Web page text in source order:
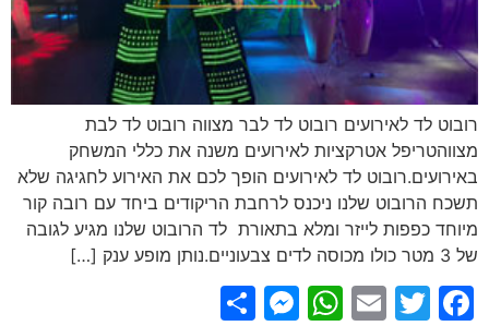
רובוט לד לאירועים רובוט לד לבר מצווה רובוט לד לבת
מצווהטריפל אטרקציות לאירועים משנה את כללי המשחק
באירועים.רובוט לד לאירועים הופך לכם את האירוע לחגיגה שלא
תשכח הרובוט שלנו ניכנס לרחבת הריקודים ביחד עם רובה קור
מיוחד כפפות לייזר ומלא בתאורת לד הרובוט שלנו מגיע לגובה
של 3 מטר כולו מכוסה לדים צבעוניים.נותן מופע ענק […]
Facebook
Twitter
Email
WhatsApp
Messenger